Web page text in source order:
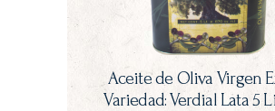
Aceite de Oliva Virgen
Variedad: Verdial Lata 5